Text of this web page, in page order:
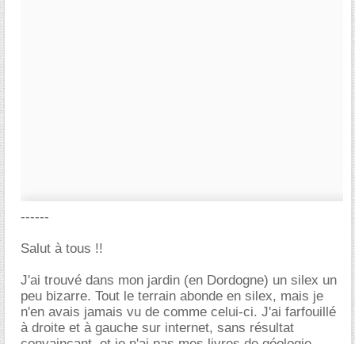
------
Salut à tous !!
J'ai trouvé dans mon jardin (en Dordogne) un silex un
peu bizarre. Tout le terrain abonde en silex, mais je
n'en avais jamais vu de comme celui-ci. J'ai farfouillé
à droite et à gauche sur internet, sans résultat